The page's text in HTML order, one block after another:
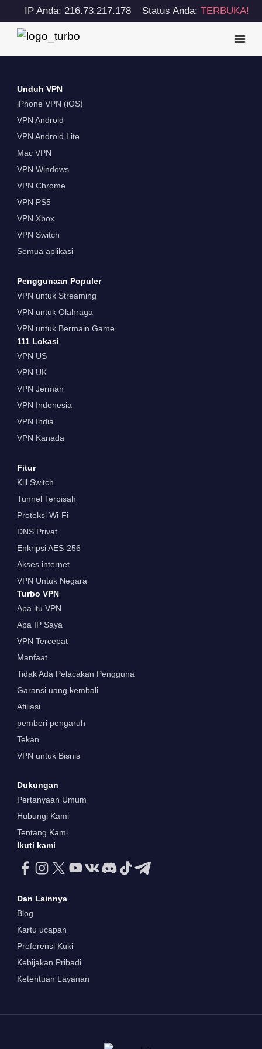
IP Anda: 216.73.217.178 Status Anda: TERBUKA!
Unduh VPN
iPhone VPN (iOS)
VPN Android
VPN Android Lite
Mac VPN
VPN Windows
VPN Chrome
VPN PS5
VPN Xbox
VPN Switch
Semua aplikasi
Penggunaan Populer
VPN untuk Streaming
VPN untuk Olahraga
VPN untuk Bermain Game
111 Lokasi
VPN US
VPN UK
VPN Jerman
VPN Indonesia
VPN India
VPN Kanada
Fitur
Kill Switch
Tunnel Terpisah
Proteksi Wi-Fi
DNS Privat
Enkripsi AES-256
Akses internet
VPN Untuk Negara
Turbo VPN
Apa itu VPN
Apa IP Saya
VPN Tercepat
Manfaat
Tidak Ada Pelacakan Pengguna
Garansi uang kembali
Afiliasi
pemberi pengaruh
Tekan
VPN untuk Bisnis
Dukungan
Pertanyaan Umum
Hubungi Kami
Tentang Kami
Ikuti kami
Dan Lainnya
Blog
Kartu ucapan
Preferensi Kuki
Kebijakan Pribadi
Ketentuan Layanan